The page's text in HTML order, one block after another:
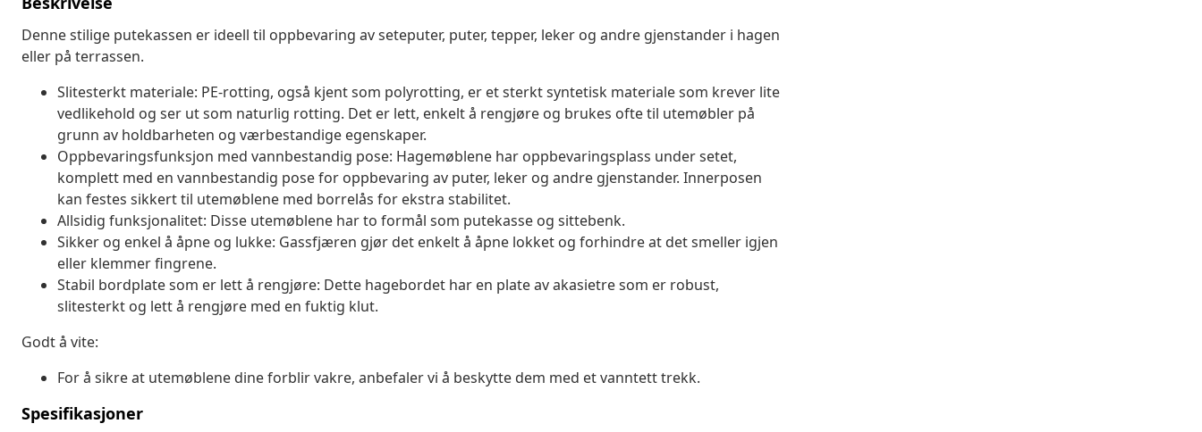
Denne stilige putekassen er ideell til oppbevaring av seteputer, puter, tepper, leker og andre gjenstander i hagen
eller på terrassen.
Slitesterkt materiale: PE-rotting, også kjent som polyrotting, er et sterkt syntetisk materiale som krever lite
vedlikehold og ser ut som naturlig rotting. Det er lett, enkelt å rengjøre og brukes ofte til utemøbler på
grunn av holdbarheten og værbestandige egenskaper.
Oppbevaringsfunksjon med vannbestandig pose: Hagemøblene har oppbevaringsplass under setet,
komplett med en vannbestandig pose for oppbevaring av puter, leker og andre gjenstander. Innerposen
kan festes sikkert til utemøblene med borrelås for ekstra stabilitet.
Allsidig funksjonalitet: Disse utemøblene har to formål som putekasse og sittebenk.
Sikker og enkel å åpne og lukke: Gassfjæren gjør det enkelt å åpne lokket og forhindre at det smeller igjen
eller klemmer fingrene.
Stabil bordplate som er lett å rengjøre: Dette hagebordet har en plate av akasietre som er robust,
slitesterkt og lett å rengjøre med en fuktig klut.
Godt å vite:
For å sikre at utemøblene dine forblir vakre, anbefaler vi å beskytte dem med et vanntett trekk.
Spesifikasjoner